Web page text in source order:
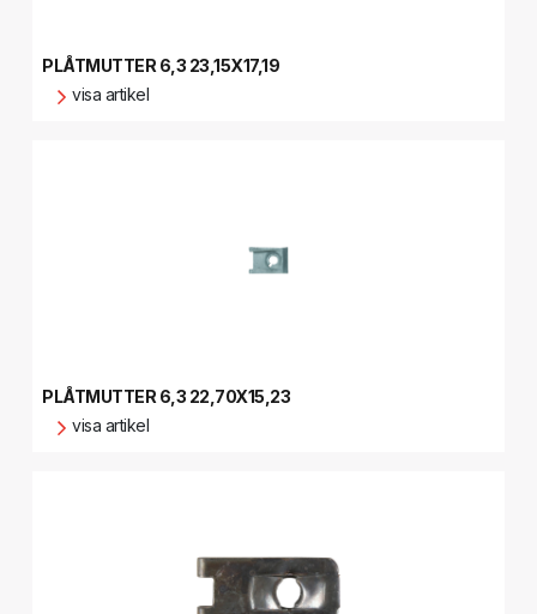
PLÅTMUTTER 6,3 23,15X17,19
visa artikel
PLÅTMUTTER 6,3 22,70X15,23
visa artikel